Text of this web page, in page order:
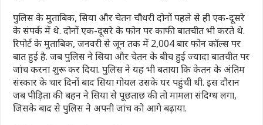
पुलिस के मुताबिक, सिया और चेतन चौधरी दोनों पहले से ही एक-दूसरे
के संपर्क में थे. दोनों एक-दूसरे के फोन पर काफी बातचीत भी करते थे.
रिपोर्ट के मुताबिक, जनवरी से जून तक में 2,004 बार फोन कॉल्स पर
बात हुई है. जब पुलिस ने सिया और चेतन के बीच हुई ज्यादा बातचीत पर
जांच करना शुरू कर दिया. पुलिस ने यह भी बताया कि केतन के अंतिम
संस्कार के चार दिनों बाद सिया गोयल उसके घर पहुंची थी. इस दौरान
जब पीड़िता की बहन ने सिया से पूछताछ की तो मामला संदिग्ध लगा,
जिसके बाद से पुलिस ने अपनी जांच को आगे बढ़ाया.